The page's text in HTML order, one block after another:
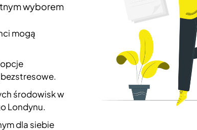
wyborem
mogą
środowisk w
Londynu.
dla siebie